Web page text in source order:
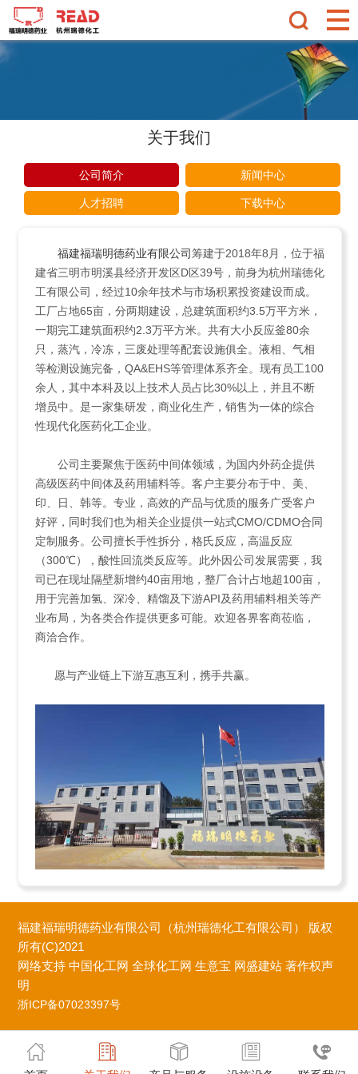
关于我们
公司简介 新闻中心
人才招聘 下载中心
福建福瑞明德药业有限公司筹建于2018年8月，位于福
建省三明市明溪县经济开发区D区39号，前身为杭州瑞德化
工有限公司，经过10余年技术与市场积累投资建设而成。
工厂占地65亩，分两期建设，总建筑面积约3.5万平方米，
一期完工建筑面积约2.3万平方米。共有大小反应釜80余
只，蒸汽，冷冻，三废处理等配套设施俱全。液相、气相
等检测设施完备，QA&EHS等管理体系齐全。现有员工100
余人，其中本科及以上技术人员占比30%以上，并且不断
增员中。是一家集研发，商业化生产，销售为一体的综合
性现代化医药化工企业。
公司主要聚焦于医药中间体领域，为国内外药企提供
高级医药中间体及药用辅料等。客户主要分布于中、美、
印、日、韩等。专业，高效的产品与优质的服务广受客户
好评，同时我们也为相关企业提供一站式CMO/CDMO合同
定制服务。公司擅长手性拆分，格氏反应，高温反应
（300℃），酸性回流类反应等。此外因公司发展需要，我
司已在现址隔壁新增约40亩用地，整厂合计占地超100亩，
用于完善加氢、深冷、精馏及下游API及药用辅料相关等产
业布局，为各类合作提供更多可能。欢迎各界客商莅临，
商洽合作。
愿与产业链上下游互惠互利，携手共赢。
福建福瑞明德药业有限公司（杭州瑞德化工有限公司） 版权
所有(C)2021
网络支持 中国化工网 全球化工网 生意宝 网盛建站 著作权声
明
浙ICP备07023397号